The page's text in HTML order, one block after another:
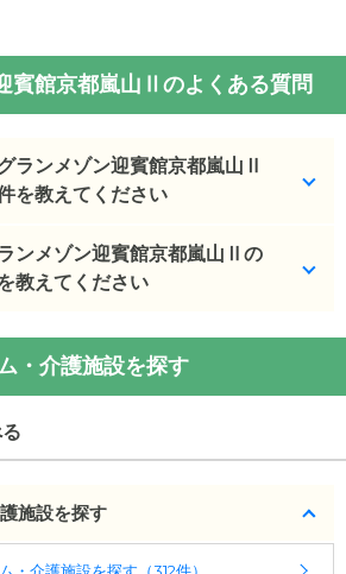
賓館京都嵐山Ⅱのよくある質問
ランメゾン迎賓館京都嵐山Ⅱ
を教えてください
館京都嵐山Ⅱの入居金・月額料金
。
〜18.7万円
要支援1、要支援2、要介護1、要
れ可
詳細な料金プランをご確認頂けま
ランメゾン迎賓館京都嵐山Ⅱの
教えてください
館京都嵐山Ⅱの交通アクセス
都市右京区嵯峨天龍寺油掛町10-
・介護施設を探す
施設を探す